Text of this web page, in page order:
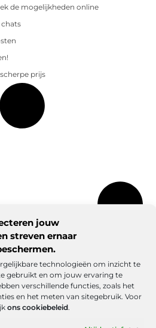
jouw
streven ernaar
technologieën om inzicht te
gebruikt en om jouw ervaring te
verschillende functies, zoals het
en het meten van sitegebruik. Voor
ons cookiebeleid.
de mogelijkheden online
prijs